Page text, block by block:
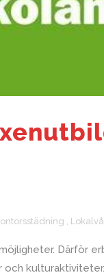
,
Därför
och